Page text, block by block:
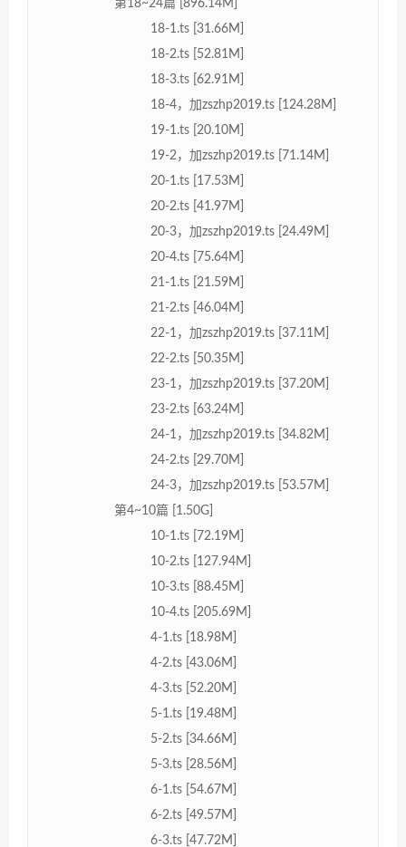
第18~24篇 [896.14M]
18-1.ts [31.66M]
18-2.ts [52.81M]
18-3.ts [62.91M]
18-4，加zszhp2019.ts [124.28M]
19-1.ts [20.10M]
19-2，加zszhp2019.ts [71.14M]
20-1.ts [17.53M]
20-2.ts [41.97M]
20-3，加zszhp2019.ts [24.49M]
20-4.ts [75.64M]
21-1.ts [21.59M]
21-2.ts [46.04M]
22-1，加zszhp2019.ts [37.11M]
22-2.ts [50.35M]
23-1，加zszhp2019.ts [37.20M]
23-2.ts [63.24M]
24-1，加zszhp2019.ts [34.82M]
24-2.ts [29.70M]
24-3，加zszhp2019.ts [53.57M]
第4~10篇 [1.50G]
10-1.ts [72.19M]
10-2.ts [127.94M]
10-3.ts [88.45M]
10-4.ts [205.69M]
4-1.ts [18.98M]
4-2.ts [43.06M]
4-3.ts [52.20M]
5-1.ts [19.48M]
5-2.ts [34.66M]
5-3.ts [28.56M]
6-1.ts [54.67M]
6-2.ts [49.57M]
6-3.ts [47.72M]